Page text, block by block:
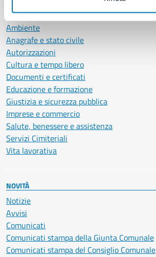
CATEGORIE DI SERVIZIO
Ambiente
Anagrafe e stato civile
Autorizzazioni
Cultura e tempo libero
Documenti e certificati
Educazione e formazione
Giustizia e sicurezza pubblica
Imprese e commercio
Salute, benessere e assistenza
Servizi Cimiteriali
Vita lavorativa
NOVITÀ
Notizie
Avvisi
Comunicati
Comunicati stampa della Giunta Comunale
Comunicati stampa del Consiglio Comunale